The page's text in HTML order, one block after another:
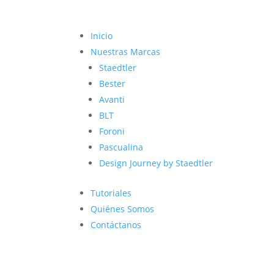
Inicio
Nuestras Marcas
Staedtler
Bester
Avanti
BLT
Foroni
Pascualina
Design Journey by Staedtler
Tutoriales
Quiénes Somos
Contáctanos